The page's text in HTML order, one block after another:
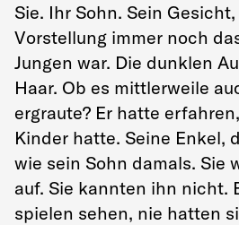
Sie. Ihr Sohn. Sein
Vorstellung immer noch
Jungen war. Die dunklen
Haar. Ob es mittlerweile
ergraute? Er hatte
Kinder hatte. Seine Enkel,
wie sein Sohn damals. Sie
auf. Sie kannten ihn nicht.
spielen sehen, nie hatten